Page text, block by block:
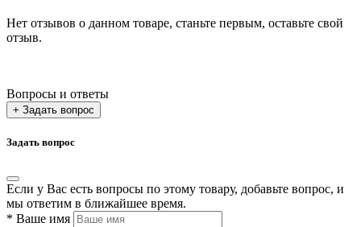
Нет отзывов о данном товаре, станьте первым, оставьте свой
отзыв.
Вопросы и ответы
+ Задать вопрос
Задать вопрос
Если у Вас есть вопросы по этому товару, добавьте вопрос, и
мы ответим в ближайшее время.
* Ваше имя